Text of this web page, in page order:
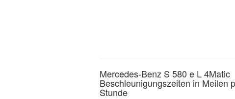
Mercedes-Benz S 580 e L 4Matic
Beschleunigungszeiten in Meilen
Stunde